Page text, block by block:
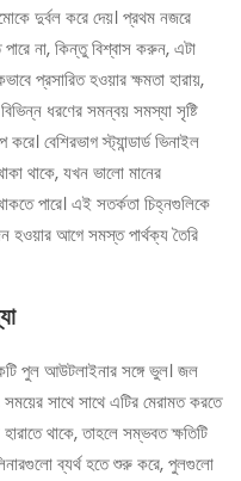
দুর্বল করে দেয়। প্রথম নজরে
না, কিন্তু বিশ্বাস করুন, এটা
প্রসারিত হওয়ার ক্ষমতা হারায়,
ধরণের সমন্বয় সমস্যা সৃষ্টি
বেশিরভাগ স্ট্যান্ডার্ড ভিনাইল
থাকে, যখন ভালো মানের
পারে। এই সতর্কতা চিহ্নগুলিকে
হওয়ার আগে সমস্ত পার্থক্য তৈরি
পুল আউটলাইনার সঙ্গে ভুল। জল
সাথে সাথে এটির মেরামত করতে
থাকে, তাহলে সম্ভবত ক্ষতিটি
ব্যর্থ হতে শুরু করে, পুলগুলো